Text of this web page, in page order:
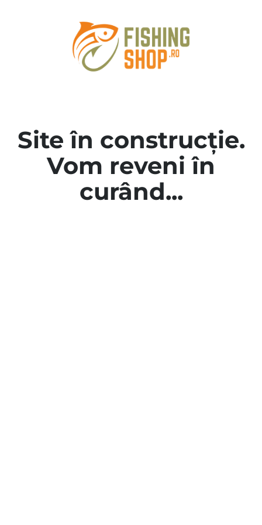
Site în construcție.
Vom reveni în
curând...